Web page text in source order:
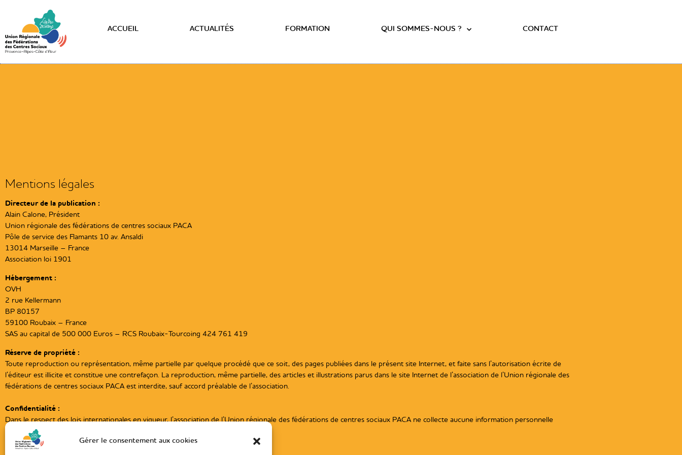
Gérer le consentement aux cookies
ACCUEIL ACTUALITÉS FORMATION QUI SOMMES-NOUS ? CONTACT
Mentions légales
Directeur de la publication :
Alain Calone, Président
Union régionale des fédérations de centres sociaux PACA
Pôle de service des Flamants 10 av. Ansaldi
13014 Marseille – France
Association loi 1901
Hébergement :
OVH
2 rue Kellermann
BP 80157
59100 Roubaix – France
SAS au capital de 500 000 Euros – RCS Roubaix-Tourcoing 424 761 419
Réserve de propriété :
Toute reproduction ou représentation, même partielle par quelque procédé que ce soit, des pages publiées dans le présent site Internet, et faite sans l’autorisation écrite de
l’éditeur est illicite et constitue une contrefaçon. La reproduction, même partielle, des articles et illustrations parus dans le site Internet de l’association de l’Union régionale des
fédérations de centres sociaux PACA est interdite, sauf accord préalable de l’association.
Confidentialité :
Dans le respect des lois internationales en vigueur, l’association de l’Union régionale des fédérations de centres sociaux PACA ne collecte aucune information personnelle
d’aucune sorte.